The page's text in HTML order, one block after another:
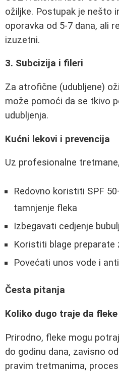
ožiljke. Postupak je nešto
oporavka od 5-7 dana, ali
izuzetni.
3. Subcizija i fileri
Za atrofične (udubljene)
može pomoći da se tkivo
udubljenja.
Kućni lekovi i prevencija
Uz profesionalne
Redovno koristiti SPF
tamnjenje fleka
Izbegavati cedjenje
Koristiti blage preparate
Povećati unos vode i
Česta pitanja
Koliko dugo traje da
Prirodno, fleke mogu
do godinu dana, zavisno
pravim tretmanima,